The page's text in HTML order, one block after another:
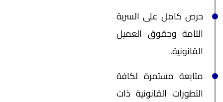
حرص كامل على السرية
التامة وحقوق العميل
القانونية.
متابعة مستمرة لكافة
التطورات القانونية ذات